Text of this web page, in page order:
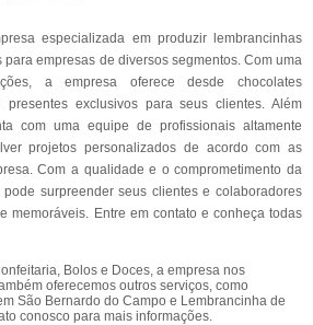
especializada em produzir lembrancinhas
empresas de diversos segmentos. Com uma
a empresa oferece desde chocolates
exclusivos para seus clientes. Além
com uma equipe de profissionais altamente
projetos personalizados de acordo com as
Com a qualidade e o comprometimento da
surpreender seus clientes e colaboradores
memoráveis. Entre em contato e conheça todas
Bolos e Doces, a empresa nos
oferecemos outros serviços, como
São Bernardo do Campo e Lembrancinha de
conosco para mais informações.